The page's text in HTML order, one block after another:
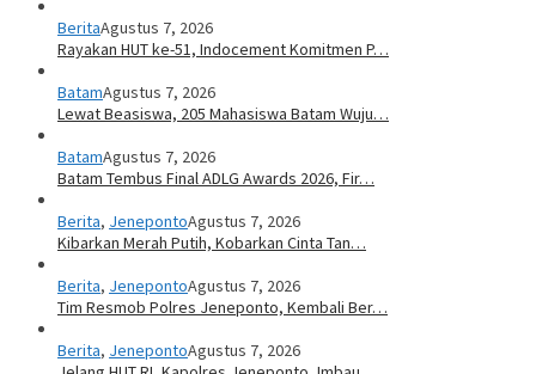
BeritaAgustus 7, 2026
Rayakan HUT ke-51, Indocement Komitmen P…
BatamAgustus 7, 2026
Lewat Beasiswa, 205 Mahasiswa Batam Wuju…
BatamAgustus 7, 2026
Batam Tembus Final ADLG Awards 2026, Fir…
Berita, JenepontoAgustus 7, 2026
Kibarkan Merah Putih, Kobarkan Cinta Tan…
Berita, JenepontoAgustus 7, 2026
Tim Resmob Polres Jeneponto, Kembali Ber…
Berita, JenepontoAgustus 7, 2026